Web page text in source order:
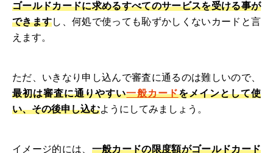
ゴールドカードに求めるすべてのサービスを受ける事が
できますし、何処で使っても恥ずかしくないカードと言
えます。
ただ、いきなり申し込んで審査に通るのは難しいので、
最初は審査に通りやすい一般カードをメインとして使
い、その後申し込むようにしてみましょう。
イメージ的には、 一般カードの限度額がゴールドカード